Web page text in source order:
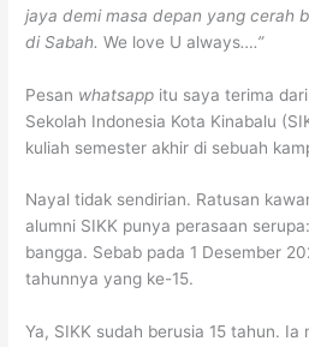
jaya demi masa depan yang cerah
di Sabah.We love U always….”
Pesan whatsapp itu saya terima
Sekolah Indonesia Kota Kinabalu
kuliah semester akhir di sebuah
Nayal tidak sendirian. Ratusan
alumni SIKK punya perasaan
bangga. Sebab pada 1 Desember
tahunnya yang ke-15.
Ya, SIKK sudah berusia 15 tahun.